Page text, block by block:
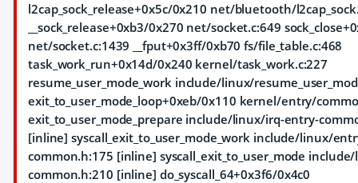
l2cap_sock_release+0x5c/0x210 net/bluetooth/
__sock_release+0xb3/0x270 net/socket.c:649
net/socket.c:1439 __fput+0x3ff/0xb70 fs/file_table.c:468
task_work_run+0x14d/0x240 kernel/task_work.c:227
resume_user_mode_work include/linux/
exit_to_user_mode_loop+0xeb/0x110 kernel/entry/
exit_to_user_mode_prepare include/linux/irq-entry-
[inline] syscall_exit_to_user_mode_work include/linux/
common.h:175 [inline] syscall_exit_to_user_mode
common.h:210 [inline] do_syscall_64+0x3f6/0x4c0